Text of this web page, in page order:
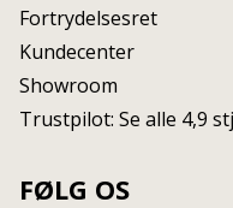
Fortrydelsesret
Kundecenter
Showroom
Trustpilot: Se alle 4,9
FØLG OS